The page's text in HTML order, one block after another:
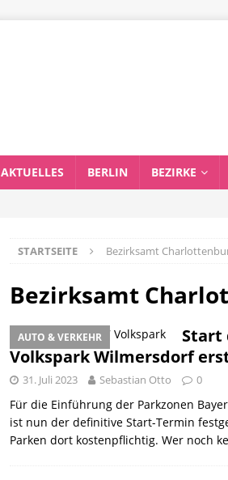
AKTUELLES BERLIN BEZIRKE
STARTSEITE Bezirksamt
Bezirksamt
AUTO & VERKEHR
Start
Volkspark Wilmersdorf
31. Juli 2023 Sebastian Otto 0
Für die Einführung der Parkzonen
ist nun der definitive Start-Termin
Parken dort kostenpflichtig. Wer noch